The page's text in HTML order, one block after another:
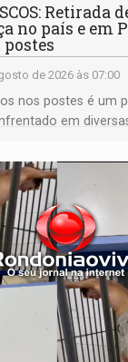
Retirada
no país e em
de 2026 às 07:00
nos postes é um
em